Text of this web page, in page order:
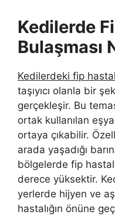
Kedilerde
Bulaşması
Kedilerdeki fip
taşıyıcı olanla bir
gerçekleşir. Bu
ortak kullanılan
ortaya çıkabilir.
arada yaşadığı
bölgelerde fip
derece yüksektir.
yerlerde hijyen ve
hastalığın önüne